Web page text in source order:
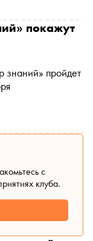
покажут
пройдет
с
клуба.